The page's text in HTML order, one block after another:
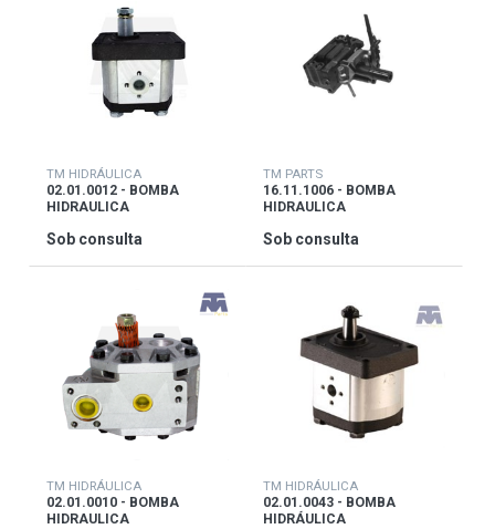
TM HIDRÁULICA
02.01.0012 - BOMBA
HIDRAULICA
Sob consulta
TM PARTS
16.11.1006 - BOMBA
HIDRAULICA
Sob consulta
TM HIDRÁULICA
02.01.0010 - BOMBA
HIDRAULICA
TM HIDRÁULICA
02.01.0043 - BOMBA
HIDRÁULICA